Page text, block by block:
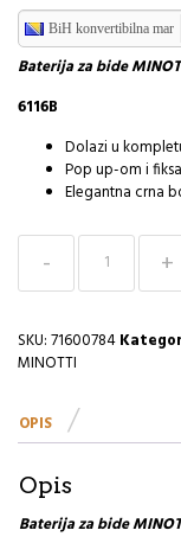
BiH konvertibilna marka
Baterija za bide
6116B
Dolazi u
Pop up-om i
Elegantna crna
Baterija
Bide
DARK
I
SKU:71600784
MINOTTI
OPIS
Opis
Baterija za bide